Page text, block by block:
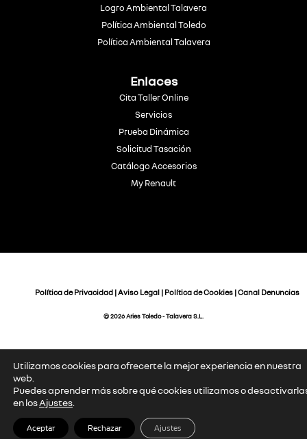
Logro Ambiental Talavera
Política Ambiental Toledo
Política Ambiental Talavera
Enlaces
Cita Taller Online
Servicios
Prueba Dinámica
Solicitud Tasación
Catálogo Accesorios
My Renault
Política de Privacidad |Aviso Legal | Política de Cookies |Canal Denuncias
© 2026 Aries Toledo - Talavera S.L.
Utilizamos cookies para ofrecerte la mejor experiencia en nuestra
web.
Puedes aprender más sobre qué cookies utilizamos o
en losAjustes
Aceptar Rechazar Ajustes